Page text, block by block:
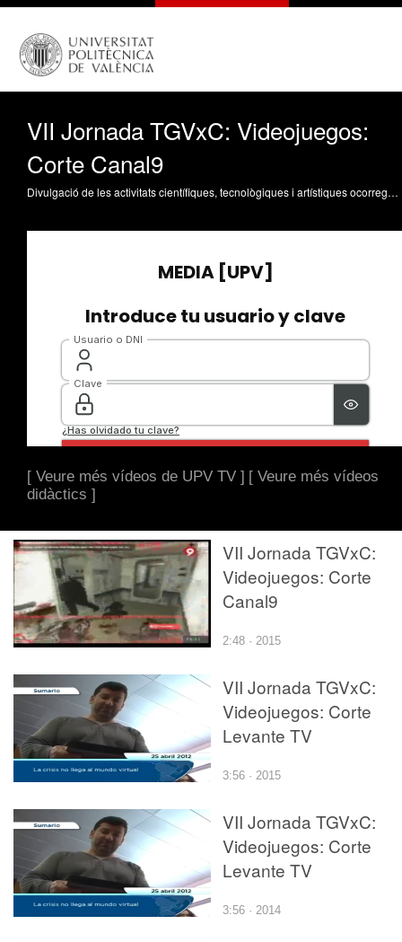
VII Jornada TGVxC: Videojuegos:
Corte Canal9
Divulgació de les activitats científiques, tecnològiques i artístiques ocorregudes en els tres campus de la UPV
[ Veure més vídeos de UPV TV ] [ Veure més vídeos
didàctics ]
VII Jornada TGVxC:
Videojuegos: Corte
Canal9
2:48 · 2015
VII Jornada TGVxC:
Videojuegos: Corte
Levante TV
3:56 · 2015
VII Jornada TGVxC:
Videojuegos: Corte
Levante TV
3:56 · 2014